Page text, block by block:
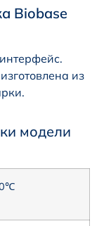
Biobase
из
модели